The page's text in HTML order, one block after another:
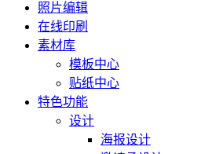
照片编辑
在线印刷
素材库
模板中心
贴纸中心
特色功能
设计
海报设计